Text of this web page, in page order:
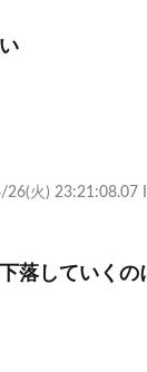
26(火) 23:21:08.07
落していくの